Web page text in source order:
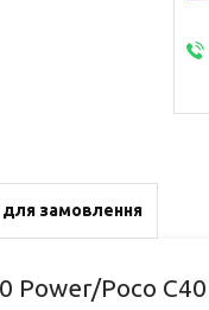
для замовлення
Power/Poco